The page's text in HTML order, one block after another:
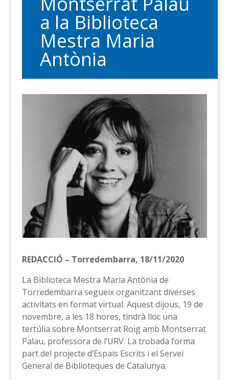
a la Biblioteca
Mestra Maria
Antònia
REDACCIÓ – Torredembarra, 18/11/2020
La Biblioteca Mestra Maria Antònia de
Torredembarra segueix organitzant diverses
activitats en format virtual. Aquest dijous, 19 de
novembre, a les 18 hores, tindrà lloc una
tertúlia sobre Montserrat Roig amb Montserrat
Palau, professora de l’URV. La trobada forma
part del projecte d’Espais Escrits i el Servei
General de Biblioteques de Catalunya.